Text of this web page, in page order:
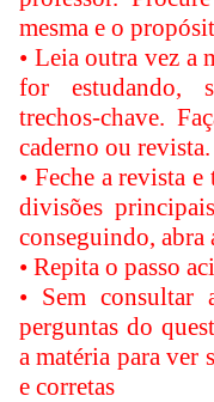
mesma e o
• Leia outra vez a
for estudando,
trechos-chave.
caderno ou revista.
• Feche a revista
divisões
conseguindo, abra
• Repita o passo
• Sem consultar
perguntas do
a matéria para ver
e corretas